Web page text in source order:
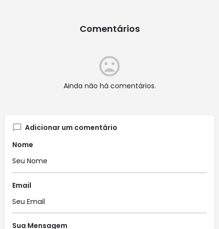
Comentários
Ainda não há comentários.
Adicionar um comentário
Nome
Email
Sua Mensagem